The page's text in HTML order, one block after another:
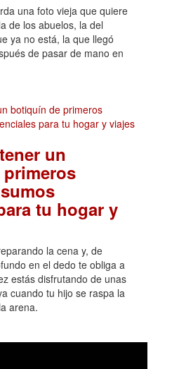
una foto vieja que quiere
de los abuelos, la del
ya no está, la que llegó
de pasar de mano en
un
tu hogar y
la cena y, de
en el dedo te obliga a
estás disfrutando de unas
cuando tu hijo se raspa la
arena.